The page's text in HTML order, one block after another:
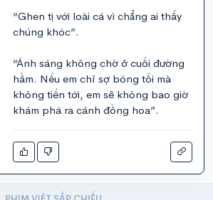
“Ghen tị với loài cá vì chẳng ai thấy
chúng khóc”.
“Ánh sáng không chờ ở cuối đường
hầm. Nếu em chỉ sợ bóng tối mà
không tiến tới, em sẽ không bao giờ
khám phá ra cánh đồng hoa”.